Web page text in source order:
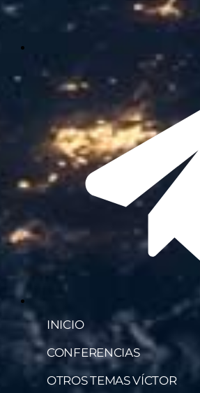
INICIO
CONFERENCIAS
OTROS TEMAS VÍCTOR